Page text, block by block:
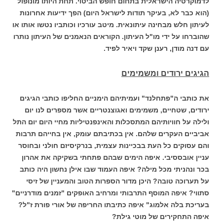
(הוא כבר לא, בעיקר תודות לישראל היום) הפך ידיעות אחרונות
לעיתון חלש מבחינה עיתונאית. מיטב עורכיו וכותביו נטשו אותו או
שהוברחו על ידי מו"ל העיתון. הקוראים הנאמנים של העיתון נותרו
עם דנה מודן, רענן שקד ויאיר לפיד.
הגיגים ירודים ומשמימים
את כותבי ה"פתחלנד" ועמיתיהם הימניים החליפו כותבי הגיגים
ירודים, שטחיים, משמימים ואגוצנטריים אשר מספרים לנו יום
ולילה על חוויותיהם המתסכלות והאינפנטיליות מחיי היום יום התל
אביביים העקרים שלהם. אין בכתיבתם עומק, אין בחייהם תרבות
והם עסוקים כל העת בבכיינות עצמית, בנרקיסיזם חולני ובחוסר
עניין אובססיבי. איפה הימים שבהם פתחתי בשקיקה את אהרון
בכר ונהניתי מכל מילה? איפה העמוד שבו אילן נחשון היה כותב
על תערוכה טובה? היכן מדור הספרות הטוב והמעניין של זיסי
סתווי? איפה המוסף התרבותי ומרחיב האופקים "זמנים מודרניים"
בעריכת בלה אלמוג" איפה כתיבתו החריפה של אורי פורת ז"ל?
איפה התחקירים של מוטי גילת?